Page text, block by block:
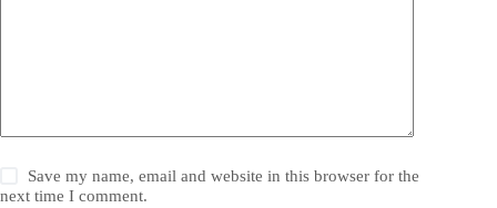
Save my name, email and website in this browser for the
next time I comment.